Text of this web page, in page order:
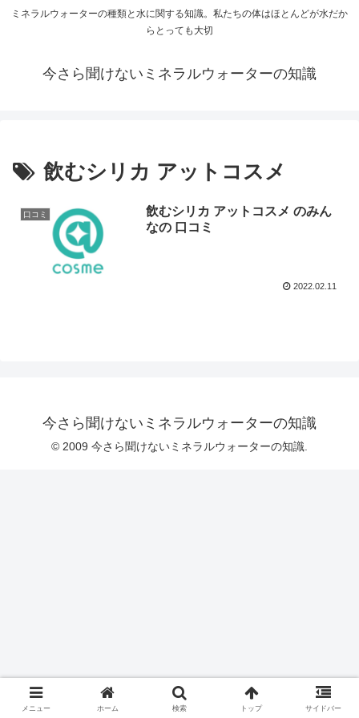
ミネラルウォーターの種類と水に関する知識。私たちの体はほとんどが水だか
らとっても大切
今さら聞けないミネラルウォーターの知識
飲むシリカ アットコスメ
口コミ
飲むシリカ アットコスメ のみん
なの 口コミ
2022.02.11
今さら聞けないミネラルウォーターの知識
© 2009 今さら聞けないミネラルウォーターの知識.
メニュー ホーム 検索 トップ サイドバー